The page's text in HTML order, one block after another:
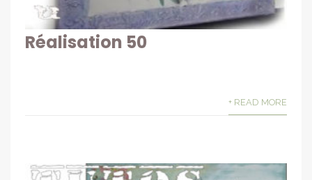
Réalisation 50
+ READ MORE